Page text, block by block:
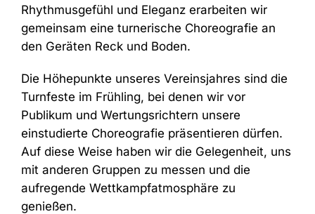
Rhythmusgefühl und Eleganz erarbeiten wir
gemeinsam eine turnerische Choreografie an
den Geräten Reck und Boden.
Die Höhepunkte unseres Vereinsjahres sind die
Turnfeste im Frühling, bei denen wir vor
Publikum und Wertungsrichtern unsere
einstudierte Choreografie präsentieren dürfen.
Auf diese Weise haben wir die Gelegenheit, uns
mit anderen Gruppen zu messen und die
aufregende Wettkampfatmosphäre zu
genießen.